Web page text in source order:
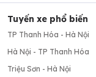
Tuyến xe phổ biến
TP Thanh Hóa - Hà Nội
Hà Nội - TP Thanh Hóa
Triệu Sơn - Hà Nội